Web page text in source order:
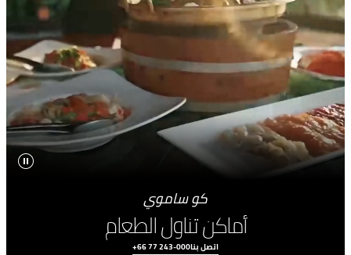
كو ساموي
أماكن تناول الطعام
+66 77 243-000اتصل بنا